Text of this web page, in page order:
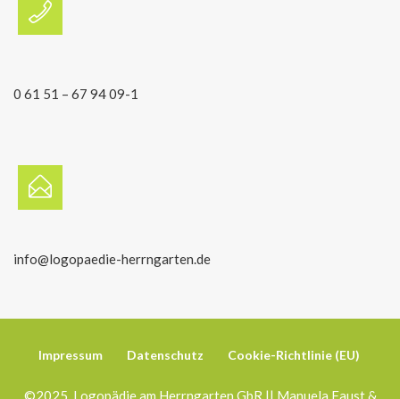
0 61 51 – 67 94 09-1
info@logopaedie-herrngarten.de
Impressum Datenschutz Cookie-Richtlinie (EU)
©2025 Logopädie am Herrngarten GbR || Manuela Faust &